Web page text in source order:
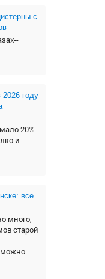
с
2026 году
20%
и
все
много,
старой
можно